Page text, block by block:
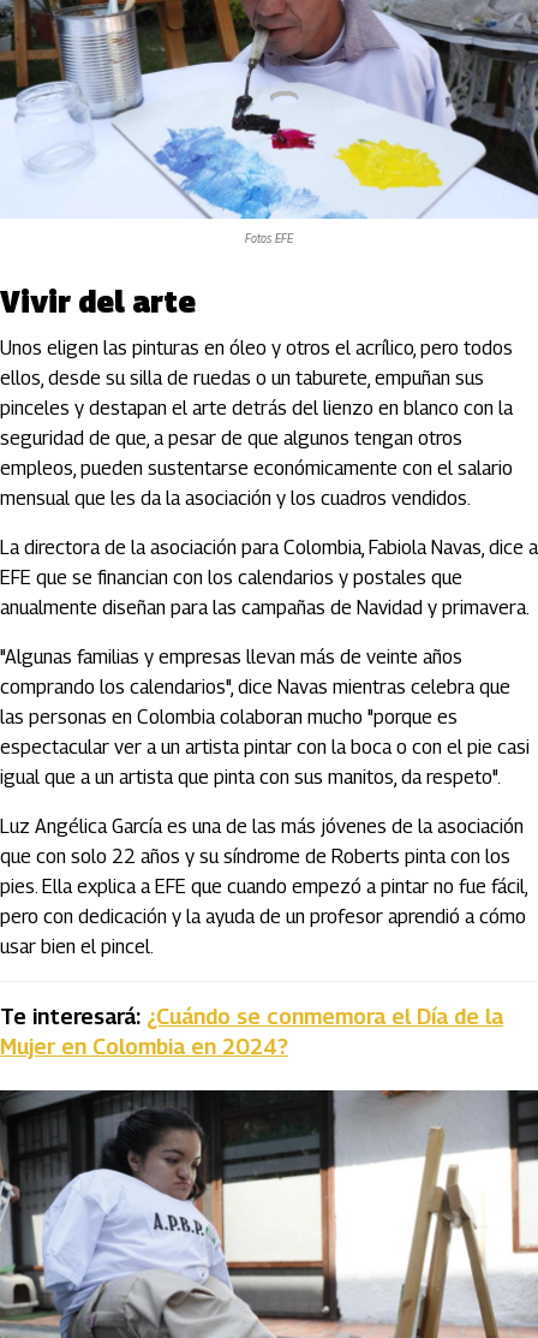
Fotos EFE
Vivir del arte
Unos eligen las pinturas en óleo y otros el acrílico, pero todos
ellos, desde su silla de ruedas o un taburete, empuñan sus
pinceles y destapan el arte detrás del lienzo en blanco con la
seguridad de que, a pesar de que algunos tengan otros
empleos, pueden sustentarse económicamente con el salario
mensual que les da la asociación y los cuadros vendidos.
La directora de la asociación para Colombia, Fabiola Navas, dice a
EFE que se financian con los calendarios y postales que
anualmente diseñan para las campañas de Navidad y primavera.
"Algunas familias y empresas llevan más de veinte años
comprando los calendarios", dice Navas mientras celebra que
las personas en Colombia colaboran mucho "porque es
espectacular ver a un artista pintar con la boca o con el pie casi
igual que a un artista que pinta con sus manitos, da respeto".
Luz Angélica García es una de las más jóvenes de la asociación
que con solo 22 años y su síndrome de Roberts pinta con los
pies. Ella explica a EFE que cuando empezó a pintar no fue fácil,
pero con dedicación y la ayuda de un profesor aprendió a cómo
usar bien el pincel.
Te interesará: ¿Cuándo se conmemora el Día de la
Mujer en Colombia en 2024?